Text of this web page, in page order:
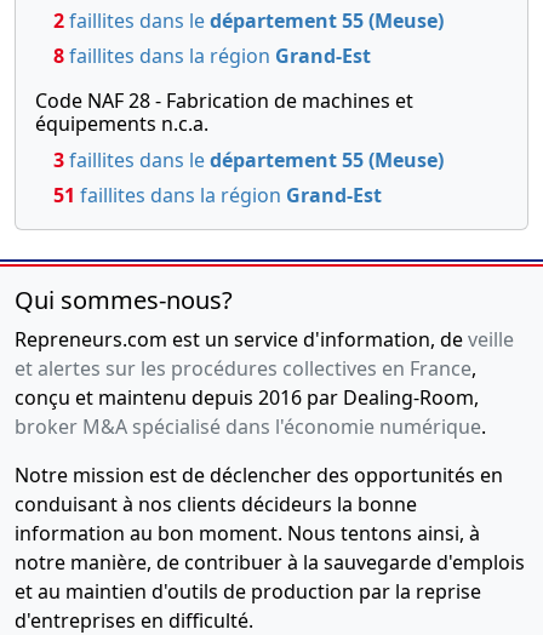
2faillites dans ledépartement 55 (Meuse)
8faillites dans la région Grand-Est
Code NAF 28 - Fabrication de machines et
équipements n.c.a.
3faillites dans ledépartement 55 (Meuse)
51 faillites dans la région Grand-Est
Qui sommes-nous?
Repreneurs.com est un service d'information, deveille
et alertes sur les procédures collectives en France,
conçu et maintenu depuis 2016 par Dealing-Room,
broker M&A spécialisé dans l'économie numérique.
Notre mission est de déclencher des opportunités en
conduisant à nos clients décideurs la bonne
information au bon moment. Nous tentons ainsi, à
notre manière, de contribuer à la sauvegarde d'emplois
et au maintien d'outils de production par la reprise
d'entreprises en difficulté.